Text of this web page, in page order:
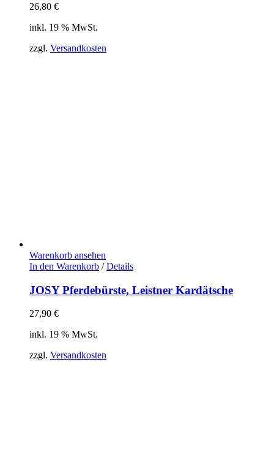
26,80 €
inkl. 19 % MwSt.
zzgl. Versandkosten
Warenkorb ansehen
In den Warenkorb / Details
JOSY Pferdebürste, Leistner Kardätsche
27,90 €
inkl. 19 % MwSt.
zzgl. Versandkosten